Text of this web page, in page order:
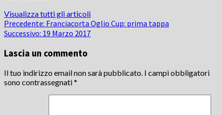
Visualizza tutti gli articoli
Navigazione
articolo
Precedente: Franciacorta Oglio Cup: prima tappa
Successivo: 19 Marzo 2017
Lascia un commento
Il tuo indirizzo email non sarà pubblicato. I campi obbligatori
sono contrassegnati*